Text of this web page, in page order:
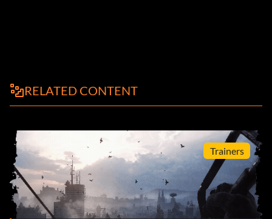
RELATED CONTENT
Trainers